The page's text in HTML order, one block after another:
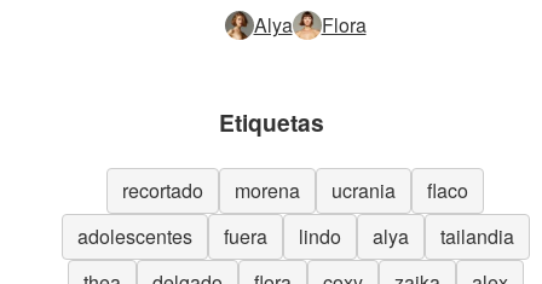
Alya Flora
Etiquetas
recortado morena ucrania
flaco
adolescentes
fuera lindo alya
tailandia